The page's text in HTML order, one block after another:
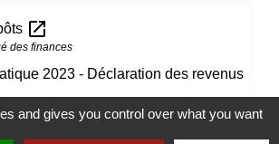
open_in_new
des finances
2023 - Déclaration des revenus
des finances
and gives you control over what you want